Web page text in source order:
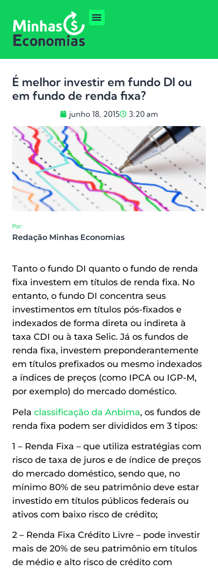
É melhor investir em fundo DI ou
em fundo de renda fixa?
junho 18, 2015 3:20 am
Por:
Redação Minhas Economias
Tanto o fundo DI quanto o fundo de renda
fixa investem em títulos de renda fixa. No
entanto, o fundo DI concentra seus
investimentos em títulos pós-fixados e
indexados de forma direta ou indireta à
taxa CDI ou à taxa Selic. Já os fundos de
renda fixa, investem preponderantemente
em títulos prefixados ou mesmo indexados
a índices de preços (como IPCA ou IGP-M,
por exemplo) do mercado doméstico.
Pela classificação da Anbima, os fundos de
renda fixa podem ser divididos em 3 tipos:
1 – Renda Fixa – que utiliza estratégias com
risco de taxa de juros e de índice de preços
do mercado doméstico, sendo que, no
mínimo 80% de seu patrimônio deve estar
investido em títulos públicos federais ou
ativos com baixo risco de crédito;
2 – Renda Fixa Crédito Livre – pode investir
mais de 20% de seu patrimônio em títulos
de médio e alto risco de crédito com